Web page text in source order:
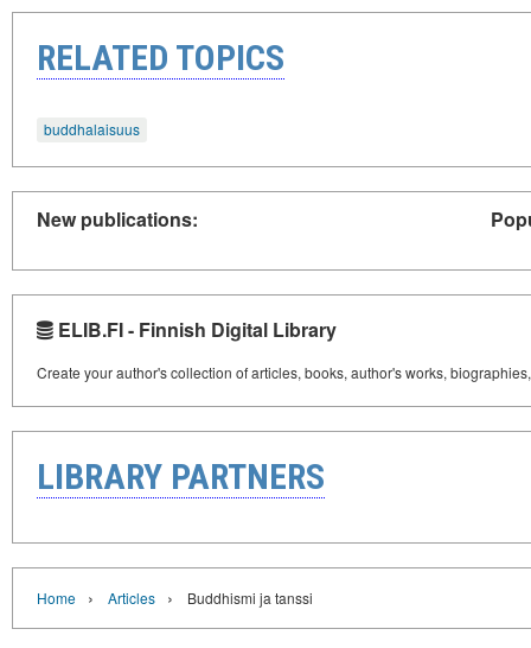
RELATED TOPICS
buddhalaisuus
New publications:
ELIB.FI - Finnish Digital Library
Create your author's collection of articles, books, author's works,
LIBRARY PARTNERS
Home › Articles › Buddhismi ja tanssi